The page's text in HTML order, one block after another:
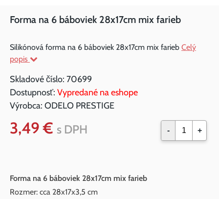
Forma na 6 báboviek 28x17cm mix farieb
Silikónová forma na 6 báboviek 28x17cm mix farieb Celý
popis
Skladové číslo: 70699
Dostupnosť: Vypredané na eshope
Výrobca: ODELO PRESTIGE
3,49 € s DPH - +
Forma na 6 báboviek 28x17cm mix farieb
Rozmer: cca 28x17x3,5 cm